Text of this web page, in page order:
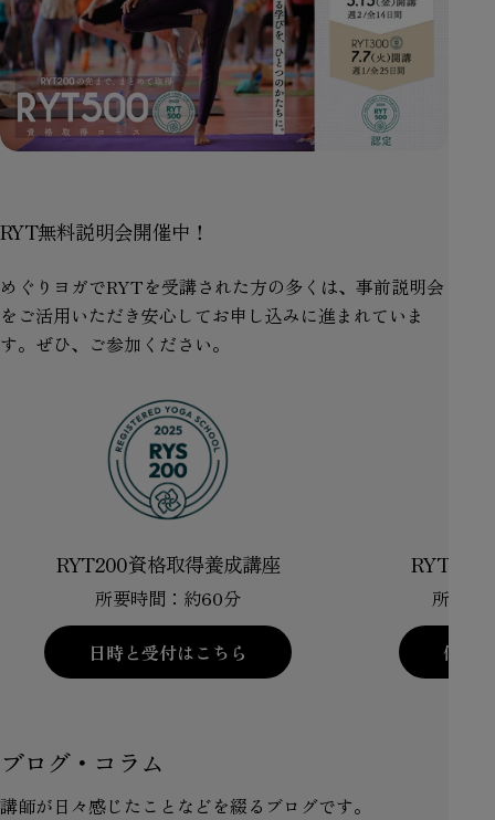
RYT無料説明会開催中！
めぐりヨガでRYTを受講された方の多くは、事前説明会
をご活用いただき安心してお申し込みに進まれていま
す。ぜひ、ご参加ください。
RYT200資格取得養成講座
所要時間：約60分
日時と受付はこちら
RYT300
所要時
個別
ブログ・コラム
講師が日々感じたことなどを綴るブログです。